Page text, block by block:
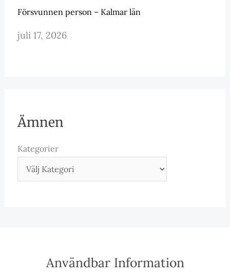
Försvunnen person – Kalmar län
juli 17, 2026
Ämnen
Kategorier
Användbar Information